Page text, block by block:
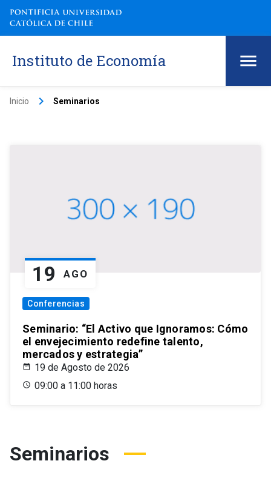
Instituto de Economía
Inicio keyboard_arrow_right Seminarios
19 AGO
Conferencias
Seminario: “El Activo que Ignoramos: Cómo
el envejecimiento redefine talento,
mercados y estrategia”
19 de Agosto de 2026
09:00 a 11:00 horas
Seminarios